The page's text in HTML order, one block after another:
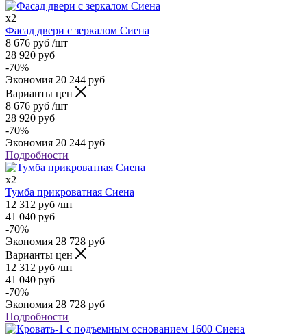
x2
Фасад двери с зеркалом Сиена
8 676 руб /шт
28 920 руб
-70%
Экономия 20 244 руб
Варианты цен
8 676 руб /шт
28 920 руб
-70%
Экономия 20 244 руб
Подробности
x2
Тумба прикроватная Сиена
12 312 руб /шт
41 040 руб
-70%
Экономия 28 728 руб
Варианты цен
12 312 руб /шт
41 040 руб
-70%
Экономия 28 728 руб
Подробности